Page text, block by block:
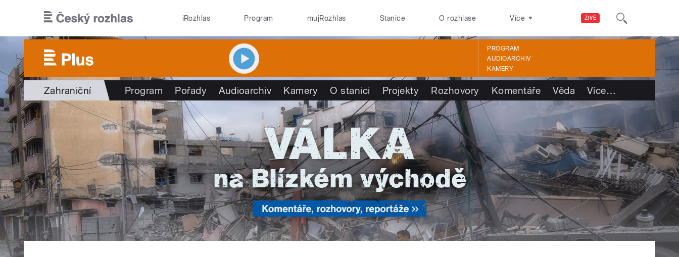
ŽIVĚ
iRozhlas Program mujRozhlas Stanice O rozhlase Více
PROGRAM
AUDIOARCHIV
KAMERY
Zahraniční Program Pořady Audioarchiv Kamery O stanici Projekty Rozhovory Komentáře Věda Více…